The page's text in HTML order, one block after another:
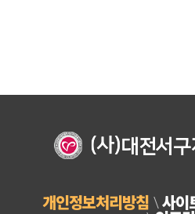
개인정보처리방침 사이